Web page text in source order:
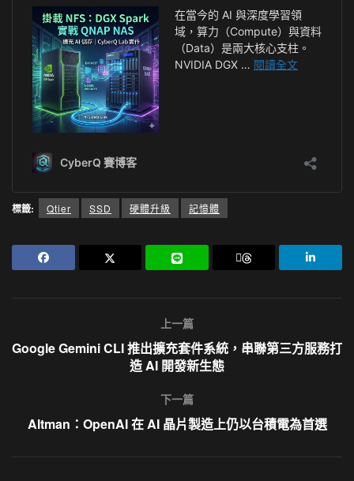
標籤: Qtier SSD 硬體升級 記憶體
上一篇
Google Gemini CLI 推出擴充套件系統，串聯第三方服務打
造 AI 開發新生態
下一篇
Altman：OpenAI 在 AI 晶片製造上仍以台積電為首選